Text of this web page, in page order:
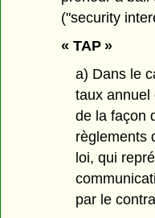
("security
« TAP »
a) Dans le
taux annuel
de la façon
règlements
loi, qui
par le